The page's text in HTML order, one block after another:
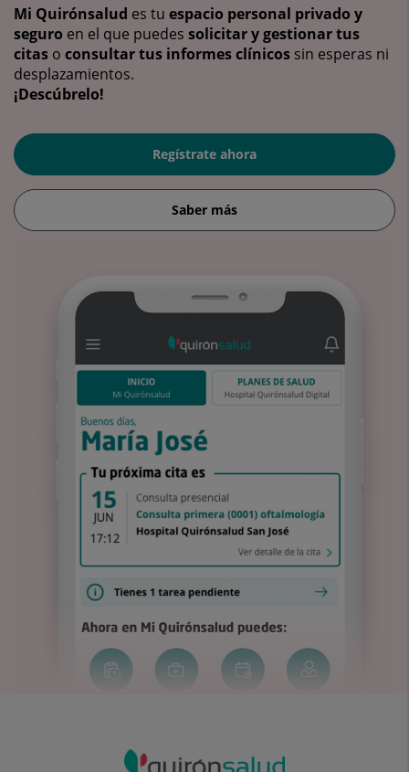
Mi Quirónsalud es tu espacio personal privado y
seguro en el que puedes solicitar y gestionar tus
citas o consultar tus informes clínicos sin esperas ni
desplazamientos.
¡Descúbrelo!
Regístrate ahora
Saber más